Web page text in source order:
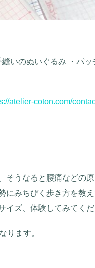
いのぬいぐるみ ・パッ
atelier-coton.com/
うなると腰痛などの原
みちびく歩き方を教え
ズ、体験してみてくだ
ります。